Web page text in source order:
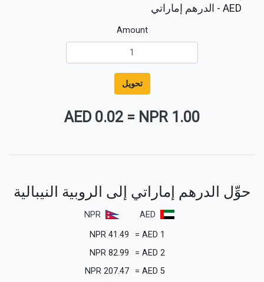
AED - الدرهم إماراتي
Amount
تحويل
1.00 NPR
=
0.02 AED
حوِّل الدرهم إماراتي إلى الروبية النيبالية
AED
NPR
1
AED
=
41.49
NPR
2
AED
=
82.99
NPR
5
AED
=
207.47
NPR